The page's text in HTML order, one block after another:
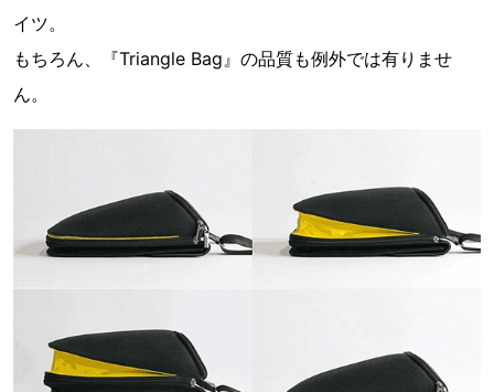
イツ。
もちろん、『Triangle Bag』の品質も例外では有りませ
ん。